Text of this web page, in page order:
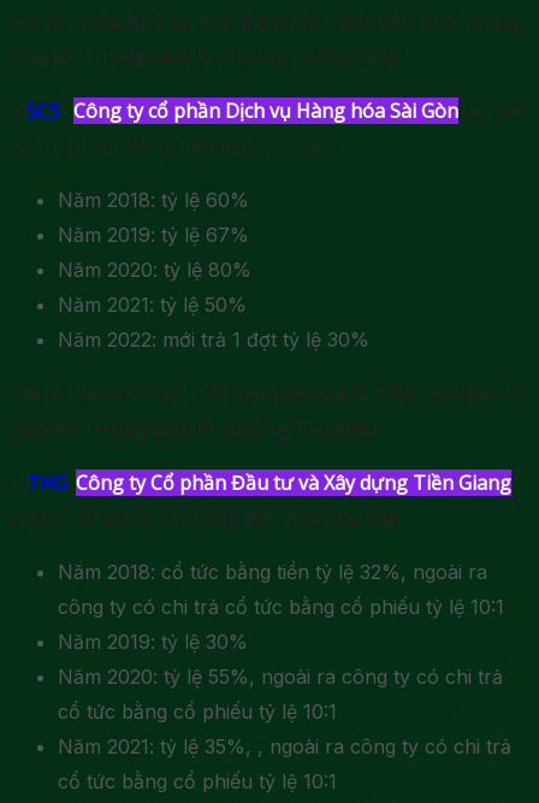
Giá cổ phiếu NCT tại thời điểm viết bài là 93k, khối lượng
giao dịch trung bình là khoảng 29,8k/phiên.
+ SCS: Công ty cổ phần Dịch vụ Hàng hóa Sài Gònvới lịch
sử trả cổ tức bằng tiền mặt như sau:
Năm 2018: tỷ lệ 60%
Năm 2019: tỷ lệ 67%
Năm 2020: tỷ lệ 80%
Năm 2021: tỷ lệ 50%
Năm 2022: mới trả 1 đợt tỷ lệ 30%
Giá cổ phiếu SCS tại thời điểm viết bài là 170k, khối lượng
giao dịch trung bình là khoảng 10k/phiên.
+ THG: Công ty Cổ phần Đầu tư và Xây dựng Tiền Giang
với lịch sử trả cổ tức bằng tiền mặt như sau:
Năm 2018: cổ tức bằng tiền tỷ lệ 32%, ngoài ra
công ty có chi trả cổ tức bằng cổ phiếu tỷ lệ 10:1
Năm 2019: tỷ lệ 30%
Năm 2020: tỷ lệ 55%, ngoài ra công ty có chi trả
cổ tức bằng cổ phiếu tỷ lệ 10:1
Năm 2021: tỷ lệ 35%, , ngoài ra công ty có chi trả
cổ tức bằng cổ phiếu tỷ lệ 10:1